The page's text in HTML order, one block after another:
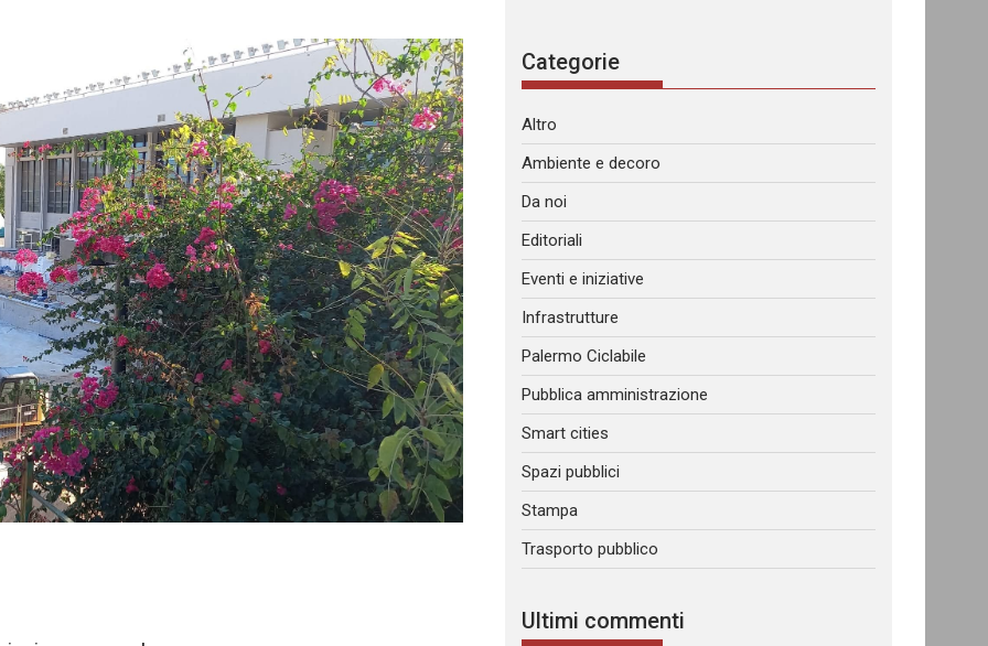
Categorie
Altro
Ambiente e decoro
Da noi
Editoriali
Eventi e iniziative
Infrastrutture
Palermo Ciclabile
Pubblica amministrazione
Smart cities
Spazi pubblici
Stampa
Trasporto pubblico
Ultimi commenti